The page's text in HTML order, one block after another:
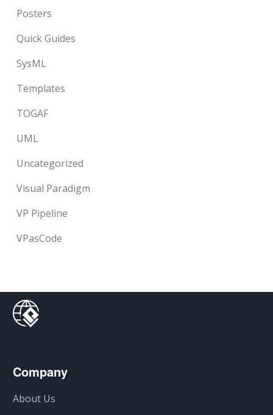
Posters
Quick Guides
SysML
Templates
TOGAF
UML
Uncategorized
Visual Paradigm
VP Pipeline
VPasCode
Company
About Us